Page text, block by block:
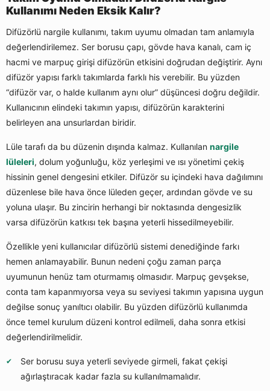
Kullanımı Neden Eksik Kalır?
Difüzörlü nargile kullanımı, takım uyumu olmadan tam anlamıyla
değerlendirilemez. Ser borusu çapı, gövde hava kanalı, cam iç
hacmi ve marpuç girişi difüzörün etkisini doğrudan değiştirir. Aynı
difüzör yapısı farklı takımlarda farklı his verebilir. Bu yüzden
“difüzör var, o halde kullanım aynı olur” düşüncesi doğru değildir.
Kullanıcının elindeki takımın yapısı, difüzörün karakterini
belirleyen ana unsurlardan biridir.
Lüle tarafı da bu düzenin dışında kalmaz. Kullanılan nargile
lüleleri, dolum yoğunluğu, köz yerleşimi ve ısı yönetimi çekiş
hissinin genel dengesini etkiler. Difüzör su içindeki hava dağılımını
düzenlese bile hava önce lüleden geçer, ardından gövde ve su
yoluna ulaşır. Bu zincirin herhangi bir noktasında dengesizlik
varsa difüzörün katkısı tek başına yeterli hissedilmeyebilir.
Özellikle yeni kullanıcılar difüzörlü sistemi denediğinde farkı
hemen anlamayabilir. Bunun nedeni çoğu zaman parça
uyumunun henüz tam oturmamış olmasıdır. Marpuç gevşekse,
conta tam kapanmıyorsa veya su seviyesi takımın yapısına uygun
değilse sonuç yanıltıcı olabilir. Bu yüzden difüzörlü kullanımda
önce temel kurulum düzeni kontrol edilmeli, daha sonra etkisi
değerlendirilmelidir.
Ser borusu suya yeterli seviyede girmeli, fakat çekişi
ağırlaştıracak kadar fazla su kullanılmamalıdır.